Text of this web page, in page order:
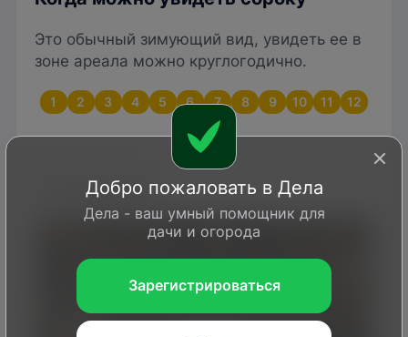
Это обычный зимующий вид, увидеть ее в
зоне ареала можно круглогодично.
1 2 3 4 5 6 7 8 9 10 11 12
Гнездование
Добро пожаловать в Дела
Дела - ваш умный помощник для
дачи и огорода
Зарегистрироваться